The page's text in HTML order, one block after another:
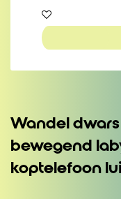
Wandel
bewegend
koptelefoon